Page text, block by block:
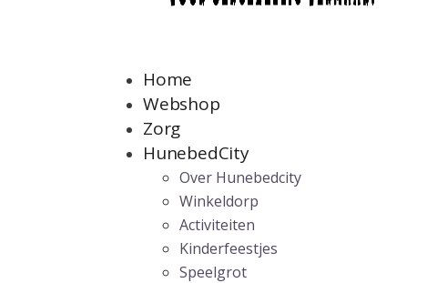
Home
Webshop
Zorg
HunebedCity
Over Hunebedcity
Winkeldorp
Activiteiten
Kinderfeestjes
Speelgrot